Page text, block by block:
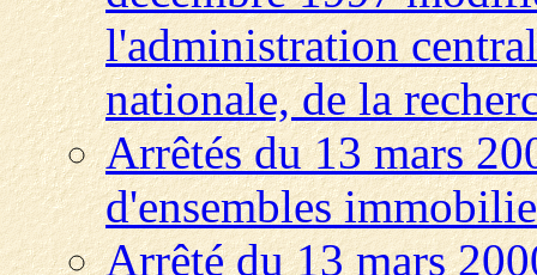
l'administration
nationale, de la
Arrêtés du 13 mars
d'ensembles
Arrêté du 13 mars